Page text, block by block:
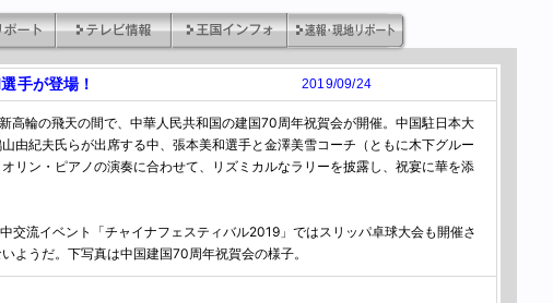
手が登場！ 2019/09/24
高輪の飛天の間で、中華人民共和国の建国70周年祝賀会が開催。中国駐日本大
由紀夫氏らが出席する中、張本美和選手と金澤美雪コーチ（ともに木下グルー
リン・ピアノの演奏に合わせて、リズミカルなラリーを披露し、祝宴に華を添
交流イベント「チャイナフェスティバル2019」ではスリッパ卓球大会も開催さ
ようだ。下写真は中国建国70周年祝賀会の様子。